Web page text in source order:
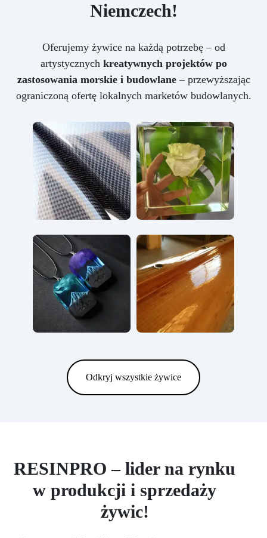
Niemczech!
Oferujemy żywice na każdą potrzebę – od
artystycznych kreatywnych projektów po
zastosowania morskie i budowlane– przewyższając
ograniczoną ofertę lokalnych marketów budowlanych.
Odkryj wszystkie żywice
RESINPRO – lider na rynku
w produkcji i sprzedaży
żywic!